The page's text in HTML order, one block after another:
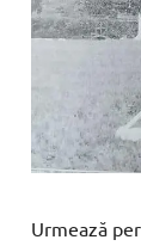
Urmează